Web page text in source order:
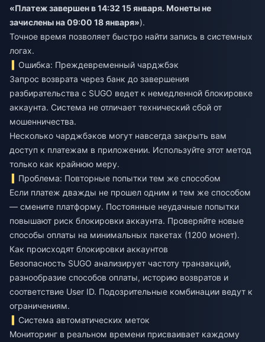
«Платеж завершен в 14:32 15 января. Монеты не
зачислены на 09:00 18 января»).
Точное время позволяет быстро найти запись в системных
логах.
Ошибка: Преждевременный чарджбэк
Запрос возврата через банк до завершения
разбирательства с SUGO ведет к немедленной блокировке
аккаунта. Система не отличает технический сбой от
мошенничества.
Несколько чарджбэков могут навсегда закрыть вам
доступ к платежам в приложении. Используйте этот метод
только как крайнюю меру.
Проблема: Повторные попытки тем же способом
Если платеж дважды не прошел одним и тем же способом
— смените платформу. Постоянные неудачные попытки
повышают риск блокировки аккаунта. Проверяйте новые
способы оплаты на минимальных пакетах (1200 монет).
Как происходят блокировки аккаунтов
Безопасность SUGO анализирует частоту транзакций,
разнообразие способов оплаты, историю возвратов и
соответствие User ID. Подозрительные комбинации ведут к
ограничениям.
Система автоматических меток
Мониторинг в реальном времени присваивает каждому